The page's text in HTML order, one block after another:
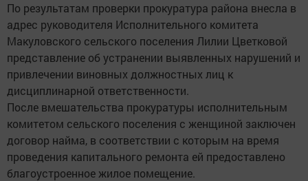
По результатам проверки прокуратура района внесла в
адрес руководителя Исполнительного комитета
Макуловского сельского поселения Лилии Цветковой
представление об устранении выявленных нарушений и
привлечении виновных должностных лиц к
дисциплинарной ответственности.
После вмешательства прокуратуры исполнительным
комитетом сельского поселения с женщиной заключен
договор найма, в соответствии с которым на время
проведения капитального ремонта ей предоставлено
благоустроенное жилое помещение.